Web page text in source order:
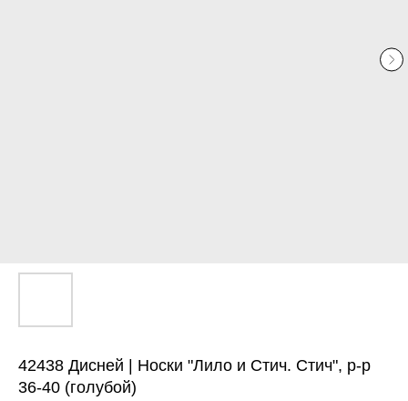
42438 Дисней | Носки "Лило и Стич. Стич", р-р
36-40 (голубой)